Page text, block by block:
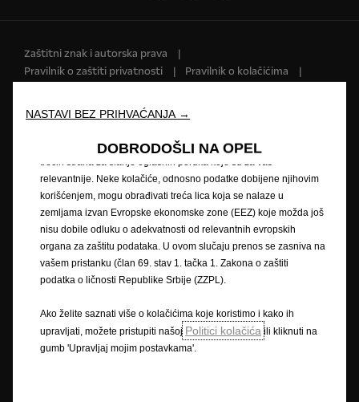
Zaštitni znak i autorska prava
Pravilnik o zaštiti privatnosti
Pravilnik o kolačićima
Pravna obavijest
Recikliranje
Izjave o sukladnosti
Kontaktirajte nas
Tehničke informacije
Postavke kolačića
Slika može prikazivati dodatnu opremu.
Cijene su iskazane prema prodajnom tečaju kod Centralne banke BIH od
1,95583 KM za 1 EUR prema tečajnoj listi objavljenoj na dan 15.8.2008.
Cjenik je informativan. Konačna cijena se obračunava prema prodajnom
tečaju EUR-a kod Centralne banke važećem na dan uplate. Vaš ovlašteni
međuvremenu. Podaci su informativni. AW OPL Distribution Kft. ne snosi
nikakvu odgovornost.
NASTAVI BEZ PRIHVAĆANJA →
DOBRODOŠLI NA OPEL
našoj veb stranici. Kolačići nam omogućavaju da Vam pružimo
osnovne funkcionalnosti kao što su bezbednost, upravljanje
performanse kroz različite funkcije, kao što su prepoznavanje
Vam nudimo. Naša veb stranica takođe može koristiti kolačiće
relevantnije. Neke kolačiće, odnosno podatke dobijene njihovim
korišćenjem, mogu obrađivati treća lica koja se nalaze u
zemljama izvan Evropske ekonomske zone (EEZ) koje možda još
nisu dobile odluku o adekvatnosti od relevantnih evropskih
organa za zaštitu podataka. U ovom slučaju prenos se zasniva na
vašem pristanku (član 69. stav 1. tačka 1. Zakona o zaštiti
podatka o ličnosti Republike Srbije (ZZPL).
Ako želite saznati više o kolačićima koje koristimo i kako ih
upravljati, možete pristupiti našoj Politici kolačića ili kliknuti na
gumb 'Upravljaj mojim postavkama'.